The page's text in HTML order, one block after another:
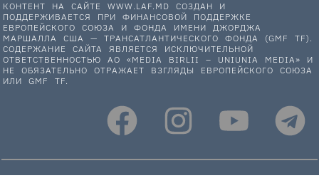
КОНТЕНТ НА САЙТЕ WWW.LAF.MD СОЗДАН И
ПОДДЕРЖИВАЕТСЯ ПРИ ФИНАНСОВОЙ ПОДДЕРЖКЕ
ЕВРОПЕЙСКОГО СОЮЗА И ФОНДА ИМЕНИ ДЖОРДЖА
МАРШАЛЛА США — ТРАНСАТЛАНТИЧЕСКОГО ФОНДА (GMF TF).
СОДЕРЖАНИЕ САЙТА ЯВЛЯЕТСЯ ИСКЛЮЧИТЕЛЬНОЙ
ОТВЕТСТВЕННОСТЬЮ АО «MEDIA BIRLII – UNIUNIA MEDIA» И
НЕ ОБЯЗАТЕЛЬНО ОТРАЖАЕТ ВЗГЛЯДЫ ЕВРОПЕЙСКОГО СОЮЗА
ИЛИ GMF TF.